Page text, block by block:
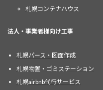
札幌コンテナハウス
法人・事業者様向け工事
札幌パース・図面作成
札幌物置・ゴミステーション
札幌airbnb代行サービス